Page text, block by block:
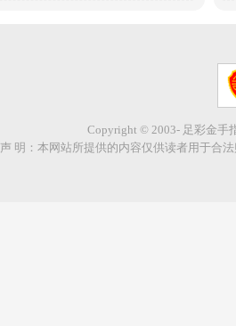
Copyright © 2003- 足彩金手
声 明：本网站所提供的内容仅供读者用于合